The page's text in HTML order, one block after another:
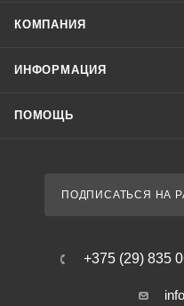
КОМПАНИЯ
ИНФОРМАЦИЯ
ПОМОЩЬ
ПОДПИСАТЬСЯ НА
+375 (29) 835